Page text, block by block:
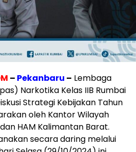
– Pekanbaru – Lembaga
Narkotika Kelas IIB Rumbai
Strategi Kebijakan Tahun
oleh Kantor Wilayah
HAM Kalimantan Barat.
secara daring melalui